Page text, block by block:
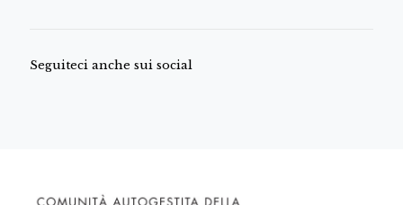
Seguiteci anche sui social